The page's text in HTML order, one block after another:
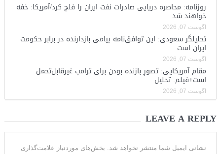
روزنامه: محاصره دریایی صادرات نفت ایران را فلج کرد/آمریکا: خفه
خواهند شد
آگوست 07, 2026
تحلیلگر سعودی: این توافق‌نامه پیامی بازدارنده در برابر حکومت
ایران است
آگوست 07, 2026
مقام آمریکایی: تصورِ بازنده بودن برای ترامپ غیرقابل‌تحمل
است+فیلم: تحلیل
آگوست 07, 2026
LEAVE A REPLY
نشانی ایمیل شما منتشر نخواهد شد. بخش‌های موردنیاز علامت‌گذاری